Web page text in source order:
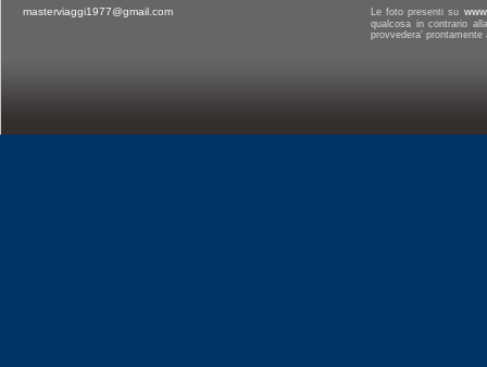
masterviaggi1977@gmail.com Le foto presenti su
qualcosa in contrario
provvedera'